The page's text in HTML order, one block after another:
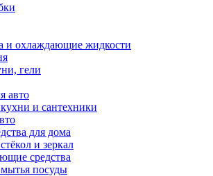
и охлаждающие жидкости
гели
авто
и сантехники
для дома
и зеркал
средства
посуды